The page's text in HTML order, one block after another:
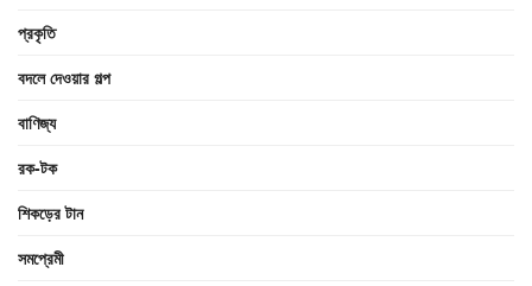
প্রকৃতি
বদলে দেওয়ার গল্প
বাণিজ্য
রক-টক
শিকড়ের টান
সমপ্রেমী